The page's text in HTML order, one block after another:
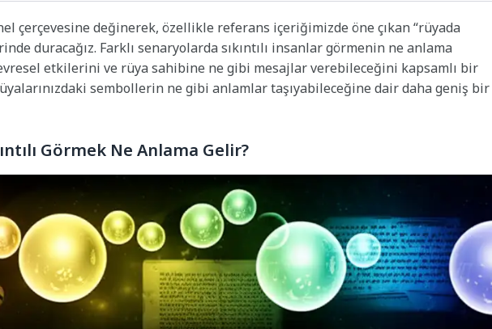
çerçevesine değinerek, özellikle referans içeriğimizde öne çıkan “rüyada
duracağız. Farklı senaryolarda sıkıntılı insanlar görmenin ne anlama
etkilerini ve rüya sahibine ne gibi mesajlar verebileceğini kapsamlı bir
sembollerin ne gibi anlamlar taşıyabileceğine dair daha geniş bir
Görmek Ne Anlama Gelir?